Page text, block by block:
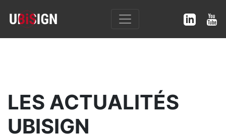
LES ACTUALITÉS
UBISIGN